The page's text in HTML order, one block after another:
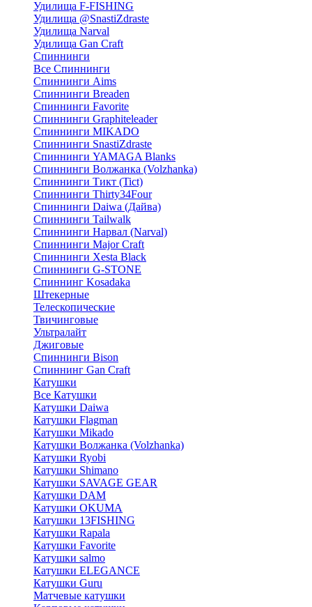
Удилища F-FISHING
Удилища @SnastiZdraste
Удилища Narval
Удилища Gan Craft
Спиннинги
Все Спиннинги
Спиннинги Aims
Спиннинги Breaden
Спиннинги Favorite
Спиннинги Graphiteleader
Спиннинги MIKADO
Спиннинги SnastiZdraste
Спиннинги YAMAGA Blanks
Спиннинги Волжанка (Volzhanka)
Спиннинги Тикт (Tict)
Спиннинги Thirty34Four
Спиннинги Daiwa (Дайва)
Спиннинги Tailwalk
Спиннинги Нарвал (Narval)
Спиннинги Major Craft
Спиннинги Xesta Black
Спиннинги G-STONE
Спиннинг Kosadaka
Штекерные
Телескопические
Твичинговые
Ультралайт
Джиговые
Спиннинги Bison
Спиннинг Gan Craft
Катушки
Все Катушки
Катушки Daiwa
Катушки Flagman
Катушки Mikado
Катушки Волжанка (Volzhanka)
Катушки Ryobi
Катушки Shimano
Катушки SAVAGE GEAR
Катушки DAM
Катушки OKUMA
Катушки 13FISHING
Катушки Rapala
Катушки Favorite
Катушки salmo
Катушки ELEGANCE
Катушки Guru
Матчевые катушки